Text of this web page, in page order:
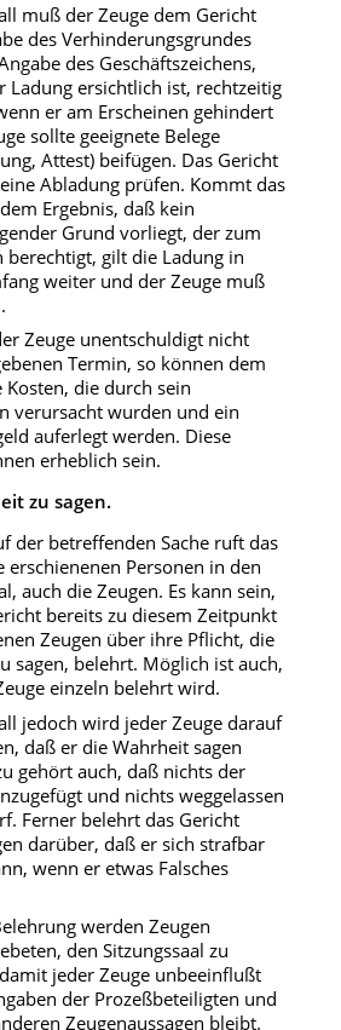
muß der Zeuge dem Gericht
des Verhinderungsgrundes
des Geschäftszeichens,
Ladung ersichtlich ist, rechtzeitig
er am Erscheinen gehindert
sollte geeignete Belege
Attest) beifügen. Das Gericht
Abladung prüfen. Kommt das
Ergebnis, daß kein
Grund vorliegt, der zum
berechtigt, gilt die Ladung in
weiter und der Zeuge muß
Zeuge unentschuldigt nicht
Termin, so können dem
Kosten, die durch sein
verursacht wurden und ein
auferlegt werden. Diese
erheblich sein.
zu sagen.
der betreffenden Sache ruft das
erschienenen Personen in den
auch die Zeugen. Es kann sein,
bereits zu diesem Zeitpunkt
Zeugen über ihre Pflicht, die
sagen, belehrt. Möglich ist auch,
einzeln belehrt wird.
jedoch wird jeder Zeuge darauf
daß er die Wahrheit sagen
gehört auch, daß nichts der
und nichts weggelassen
Ferner belehrt das Gericht
darüber, daß er sich strafbar
wenn er etwas Falsches
werden Zeugen
den Sitzungssaal zu
jeder Zeuge unbeeinflußt
der Prozeßbeteiligten und
Zeugenaussagen bleibt.